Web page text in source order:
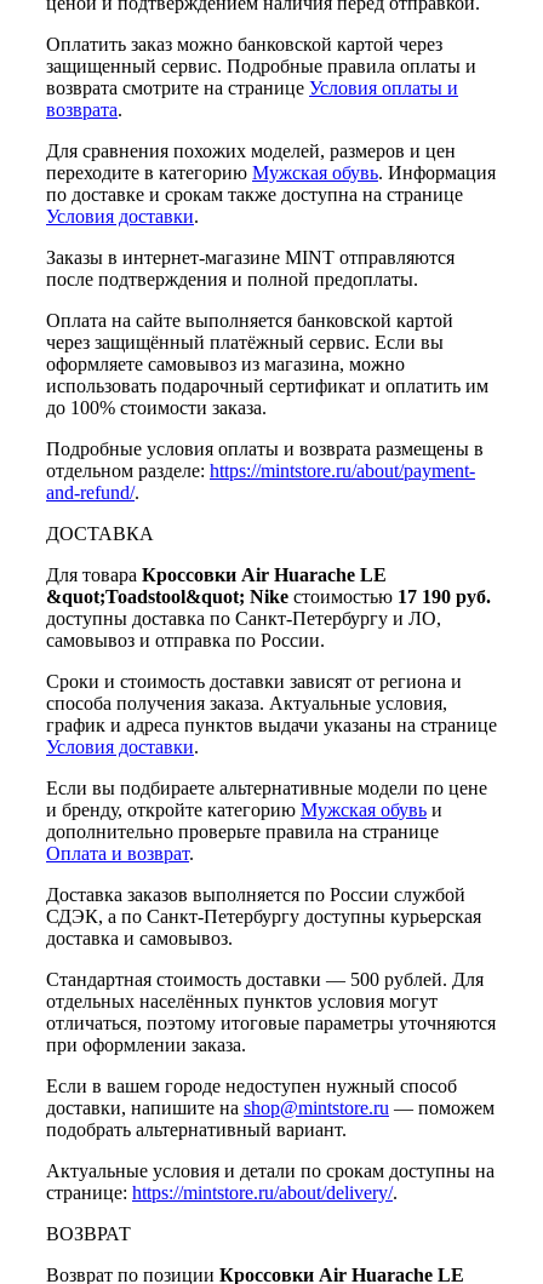
Оплатить заказ можно банковской картой через
защищенный сервис. Подробные правила оплаты и
возврата смотрите на странице Условия оплаты и
возврата.
Для сравнения похожих моделей, размеров и цен
переходите в категорию Мужская обувь. Информация
по доставке и срокам также доступна на странице
Условия доставки.
Заказы в интернет-магазине MINT отправляются
после подтверждения и полной предоплаты.
Оплата на сайте выполняется банковской картой
через защищённый платёжный сервис. Если вы
оформляете самовывоз из магазина, можно
использовать подарочный сертификат и оплатить им
до 100% стоимости заказа.
Подробные условия оплаты и возврата размещены в
отдельном разделе: https://mintstore.ru/about/payment-
and-refund/.
ДОСТАВКА
Для товара Кроссовки Air Huarache LE
&quot;Toadstool&quot; Nike стоимостью 17 190 руб.
доступны доставка по Санкт-Петербургу и ЛО,
самовывоз и отправка по России.
Сроки и стоимость доставки зависят от региона и
способа получения заказа. Актуальные условия,
график и адреса пунктов выдачи указаны на странице
Условия доставки.
Если вы подбираете альтернативные модели по цене
и бренду, откройте категорию Мужская обувь и
дополнительно проверьте правила на странице
Оплата и возврат.
Доставка заказов выполняется по России службой
СДЭК, а по Санкт-Петербургу доступны курьерская
доставка и самовывоз.
Стандартная стоимость доставки — 500 рублей. Для
отдельных населённых пунктов условия могут
отличаться, поэтому итоговые параметры уточняются
при оформлении заказа.
Если в вашем городе недоступен нужный способ
доставки, напишите на shop@mintstore.ru — поможем
подобрать альтернативный вариант.
Актуальные условия и детали по срокам доступны на
странице: https://mintstore.ru/about/delivery/.
ВОЗВРАТ
Возврат по позиции Кроссовки Air Huarache LE